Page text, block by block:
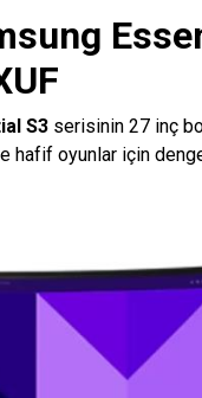
S3serisinin 27 inç
hafif oyunlar için